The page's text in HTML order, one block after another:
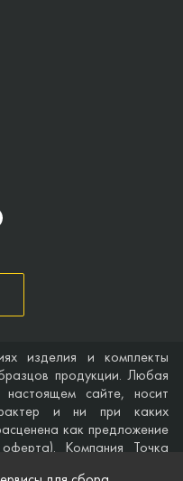
изделия и комплекты
продукции. Любая
сайте, носит
и ни при каких
как предложение
Компания Точка